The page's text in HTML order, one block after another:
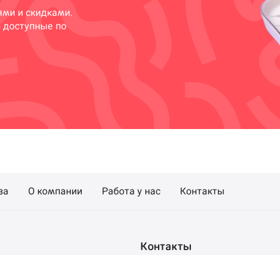
и скидками.
доступные по
О компании Работа у нас Контакты
Контакты